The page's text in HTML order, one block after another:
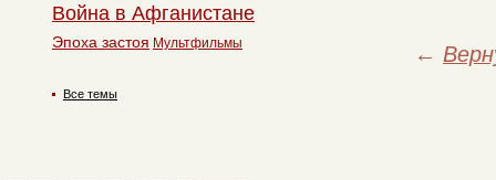
←
Война в Афганистане
Эпоха застоя Мультфильмы
Все темы